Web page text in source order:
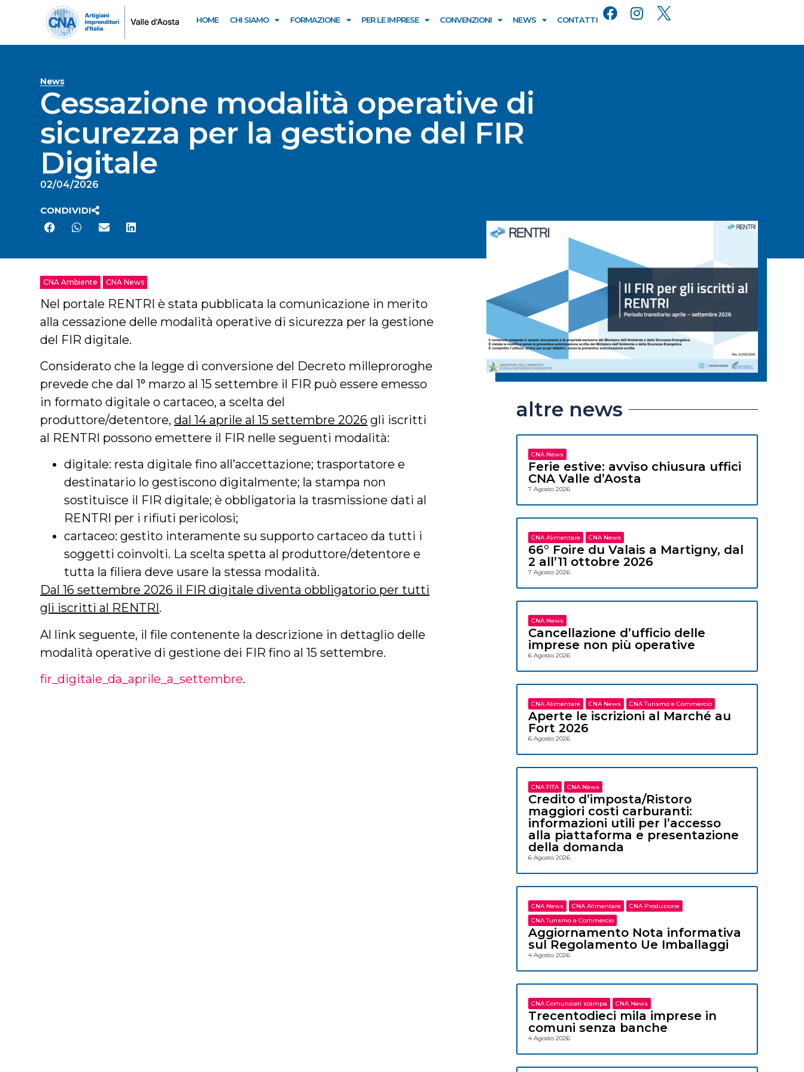
HOME CHI SIAMO FORMAZIONE PER LE IMPRESE CONVENZIONI NEWS CONTATTI
News
Cessazione modalità operative di
sicurezza per la gestione del FIR
Digitale
02/04/2026
CONDIVIDI
CNA Ambiente CNA News
Nel portale RENTRI è stata pubblicata la comunicazione in merito
alla cessazione delle modalità operative di sicurezza per la gestione
del FIR digitale.
Considerato che la legge di conversione del Decreto milleproroghe
prevede che dal 1° marzo al 15 settembre il FIR può essere emesso
in formato digitale o cartaceo, a scelta del
produttore/detentore,dal 14 aprile al 15 settembre 2026 gli iscritti
al RENTRI possono emettere il FIR nelle seguenti modalità:
digitale: resta digitale fino all’accettazione; trasportatore e
destinatario lo gestiscono digitalmente; la stampa non
sostituisce il FIR digitale; è obbligatoria la trasmissione dati al
RENTRI per i rifiuti pericolosi;
cartaceo: gestito interamente su supporto cartaceo da tutti i
soggetti coinvolti. La scelta spetta al produttore/detentore e
tutta la filiera deve usare la stessa modalità.
Dal 16 settembre 2026 il FIR digitale diventa obbligatorio per tutti
gli iscritti al RENTRI.
Al link seguente, il file contenente la descrizione in dettaglio delle
modalità operative di gestione dei FIR fino al 15 settembre.
fir_digitale_da_aprile_a_settembre.
altre news
CNA News
Ferie estive: avviso chiusura uffici
CNA Valle d’Aosta
7 Agosto 2026
CNA Alimentare CNA News
66° Foire du Valais a Martigny, dal
2 all’11 ottobre 2026
7 Agosto 2026
CNA News
Cancellazione d’ufficio delle
imprese non più operative
6 Agosto 2026
CNA Alimentare CNA News CNA Turismo e Commercio
Aperte le iscrizioni al Marché au
Fort 2026
6 Agosto 2026
CNA FITA CNA News
Credito d’imposta/Ristoro
maggiori costi carburanti:
informazioni utili per l’accesso
alla piattaforma e presentazione
della domanda
6 Agosto 2026
CNA News CNA Alimentare
CNA Produzione
CNA Turismo e Commercio
Aggiornamento Nota informativa
sul Regolamento Ue Imballaggi
4 Agosto 2026
CNA Comunicati stampa CNA News
Trecentodieci mila imprese in
comuni senza banche
4 Agosto 2026